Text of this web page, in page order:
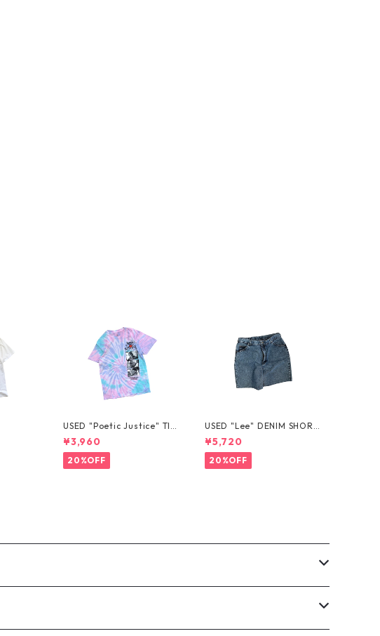
USED "Poetic Justice" TIE
-DYE TEE
¥3,960
20%OFF
USED "Lee" DENIM SHORT
S
¥5,720
20%OFF